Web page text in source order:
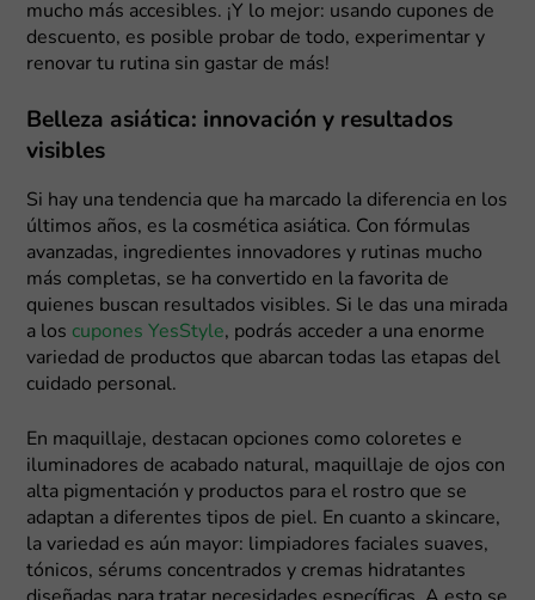
mucho más accesibles. ¡Y lo mejor: usando cupones de
descuento, es posible probar de todo, experimentar y
renovar tu rutina sin gastar de más!
Belleza asiática: innovación y resultados
visibles
Si hay una tendencia que ha marcado la diferencia en los
últimos años, es la cosmética asiática. Con fórmulas
avanzadas, ingredientes innovadores y rutinas mucho
más completas, se ha convertido en la favorita de
quienes buscan resultados visibles. Si le das una mirada
a los cupones YesStyle, podrás acceder a una enorme
variedad de productos que abarcan todas las etapas del
cuidado personal.
En maquillaje, destacan opciones como coloretes e
iluminadores de acabado natural, maquillaje de ojos con
alta pigmentación y productos para el rostro que se
adaptan a diferentes tipos de piel. En cuanto a skincare,
la variedad es aún mayor: limpiadores faciales suaves,
tónicos, sérums concentrados y cremas hidratantes